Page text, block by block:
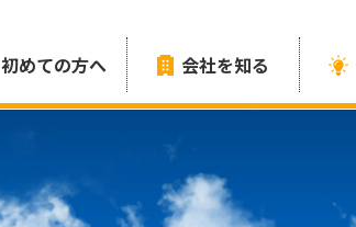
初めての方へ 会社を知る